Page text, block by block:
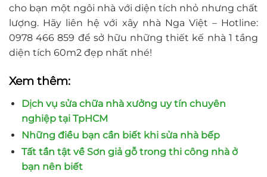
cho bạn một ngôi nhà với diện tích nhỏ nhưng chất
lượng. Hãy liên hệ với xây nhà Nga Việt – Hotline:
0978 466 859 để sở hữu những thiết kế nhà 1 tầng
diện tích 60m2 đẹp nhất nhé!
Xem thêm:
Dịch vụ sửa chữa nhà xưởng uy tín chuyên
nghiệp tại TpHCM
Những điều bạn cần biết khi sửa nhà bếp
Tất tần tật về Sơn giả gỗ trong thi công nhà ở
bạn nên biết